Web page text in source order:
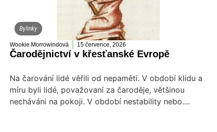
Bylinky
Wookie Morrowindová 15 července, 2026
Čarodějnictví v křesťanské Evropě
Na čarování lidé věřili od nepaměti. V období klidu a
míru byli lidé, považovaní za čaroděje, většinou
necháváni na pokoji. V období nestability nebo....